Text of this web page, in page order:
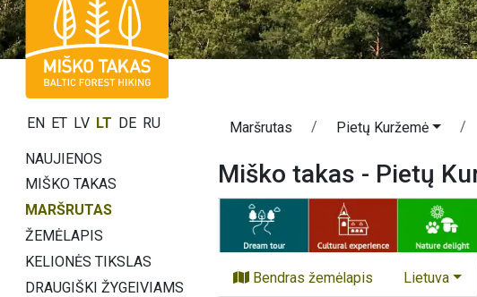
EN ET LV LT DE RU
NAUJIENOS
MIŠKO TAKAS
MARŠRUTAS
ŽEMĖLAPIS
KELIONĖS TIKSLAS
DRAUGIŠKI ŽYGEIVIAMS
Maršrutas Pietų Kuržemė
Miško takas - Pietų
Bendras žemėlapis Lietuva